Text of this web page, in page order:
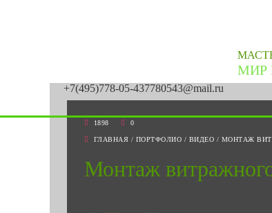
+7(495)778-05-437780543@mail.ru
МИР
1898 0
ГЛАВНАЯ / ПОРТФОЛИО / ВИДЕО / МОНТАЖ
Монтаж